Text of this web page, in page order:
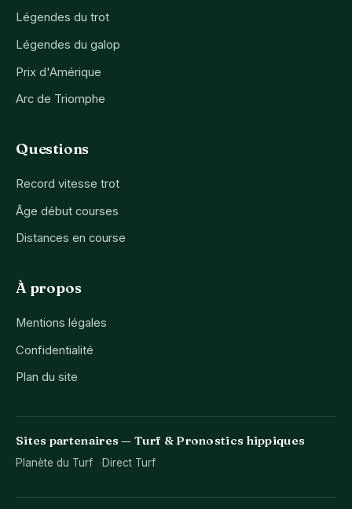
Légendes du trot
Légendes du galop
Prix d'Amérique
Arc de Triomphe
Questions
Record vitesse trot
Âge début courses
Distances en course
À propos
Mentions légales
Confidentialité
Plan du site
Sites partenaires — Turf & Pronostics hippiques
Planète du Turf Direct Turf